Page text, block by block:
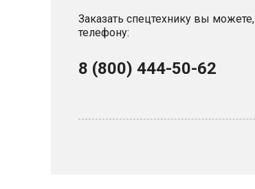
Заказать спецтехнику вы
телефону:
8 (800) 444-50-62